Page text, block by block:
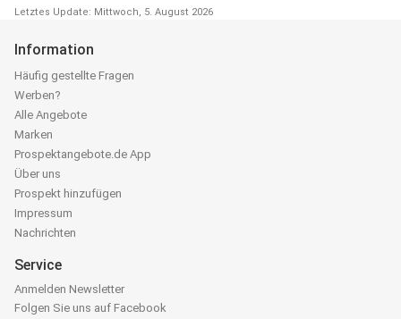
Letztes Update: Mittwoch, 5. August 2026
Information
Häufig gestellte Fragen
Werben?
Alle Angebote
Marken
Prospektangebote.de App
Über uns
Prospekt hinzufügen
Impressum
Nachrichten
Service
Anmelden Newsletter
Folgen Sie uns auf Facebook